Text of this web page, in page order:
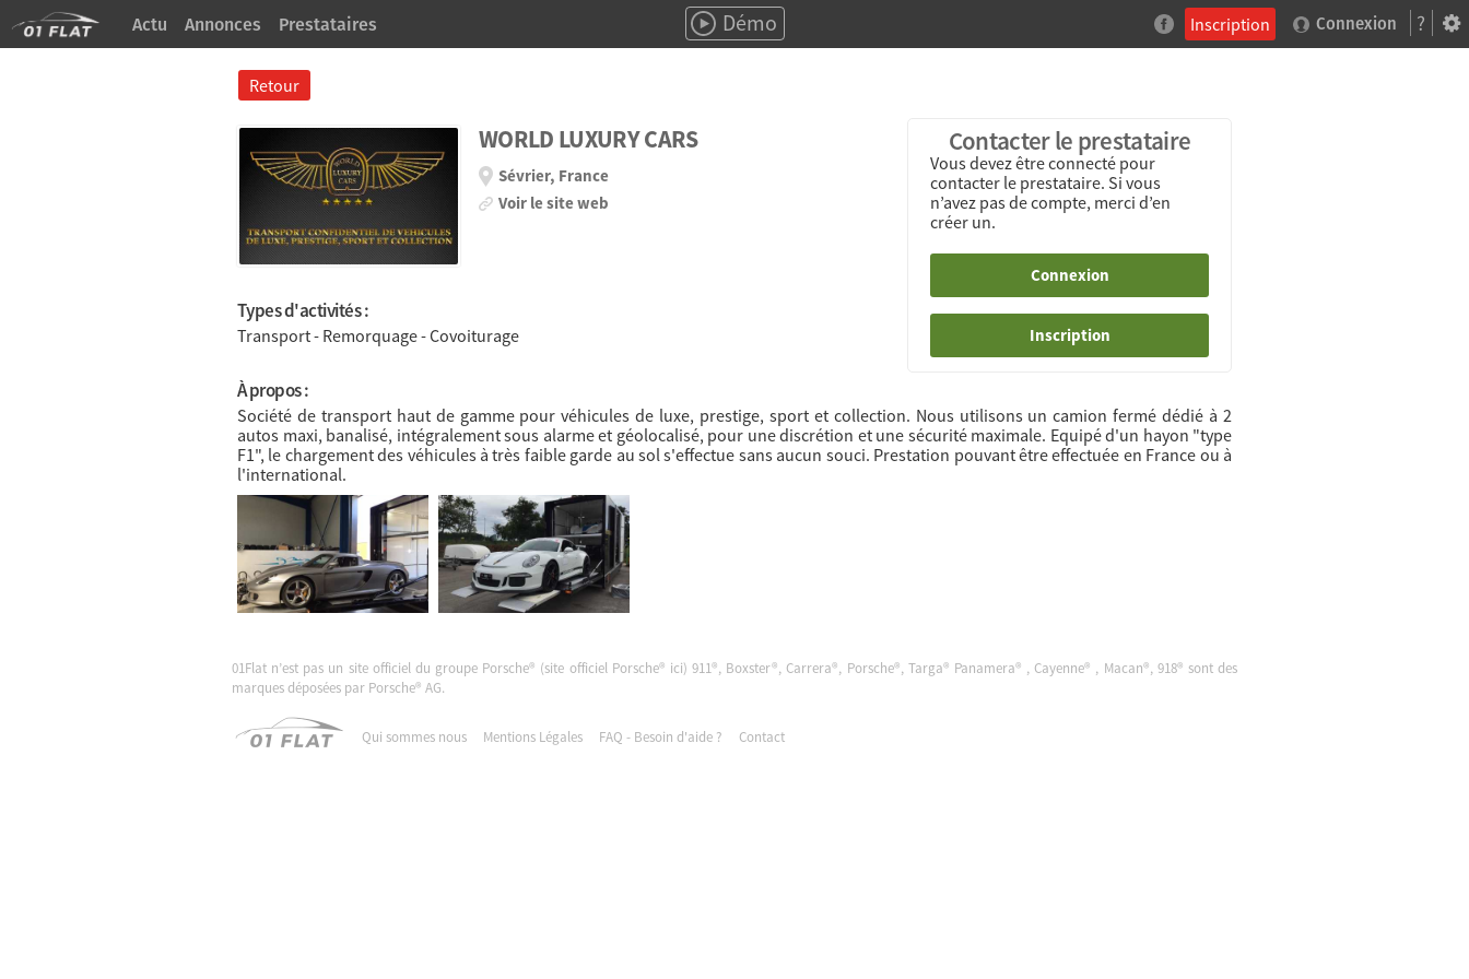
?
Actu Annonces Prestataires Inscription
Démo Connexion
Retour
WORLD LUXURY CARS
Sévrier, France
Voir le site web
Contacter le prestataire
Vous devez être connecté pour
contacter le prestataire. Si vous
n’avez pas de compte, merci d’en
créer un.
Connexion
Inscription
Types d'activités :
Transport - Remorquage - Covoiturage
À propos :
Société de transport haut de gamme pour véhicules de luxe, prestige, sport et collection. Nous utilisons un camion fermé dédié à 2
autos maxi, banalisé, intégralement sous alarme et géolocalisé, pour une discrétion et une sécurité maximale. Equipé d'un hayon "type
F1", le chargement des véhicules à très faible garde au sol s'effectue sans aucun souci. Prestation pouvant être effectuée en France ou à
l'international.
01Flat n’est pas un site officiel du groupe Porsche® (site officiel Porsche® ici) 911®, Boxster®, Carrera®, Porsche®, Targa® Panamera® , Cayenne® , Macan®, 918® sont des
marques déposées par Porsche® AG.
Qui sommes nous Mentions Légales FAQ - Besoin d'aide ? Contact